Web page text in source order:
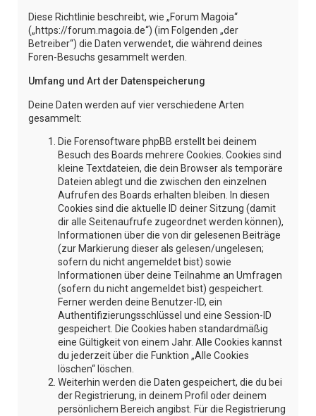
Diese Richtlinie beschreibt, wie „Forum Magoia“
(„https://forum.magoia.de“) (im Folgenden „der
Betreiber“) die Daten verwendet, die während deines
Foren-Besuchs gesammelt werden.
Umfang und Art der Datenspeicherung
Deine Daten werden auf vier verschiedene Arten
gesammelt:
Die Forensoftware phpBB erstellt bei deinem
Besuch des Boards mehrere Cookies. Cookies sind
kleine Textdateien, die dein Browser als temporäre
Dateien ablegt und die zwischen den einzelnen
Aufrufen des Boards erhalten bleiben. In diesen
Cookies sind die aktuelle ID deiner Sitzung (damit
dir alle Seitenaufrufe zugeordnet werden können),
Informationen über die von dir gelesenen Beiträge
(zur Markierung dieser als gelesen/ungelesen;
sofern du nicht angemeldet bist) sowie
Informationen über deine Teilnahme an Umfragen
(sofern du nicht angemeldet bist) gespeichert.
Ferner werden deine Benutzer-ID, ein
Authentifizierungsschlüssel und eine Session-ID
gespeichert. Die Cookies haben standardmäßig
eine Gültigkeit von einem Jahr. Alle Cookies kannst
du jederzeit über die Funktion „Alle Cookies
löschen“ löschen.
Weiterhin werden die Daten gespeichert, die du bei
der Registrierung, in deinem Profil oder deinem
persönlichem Bereich angibst. Für die Registrierung